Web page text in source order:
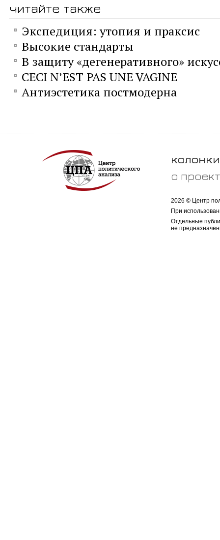
читайте также
Экспедиция: утопия и праксис
Высокие стандарты
В защиту «дегенеративного»
CECI N’EST PAS UNE VAGINE
Антиэстетика постмодерна
колонки
о
2026 © Центр
При
Отдельные
не